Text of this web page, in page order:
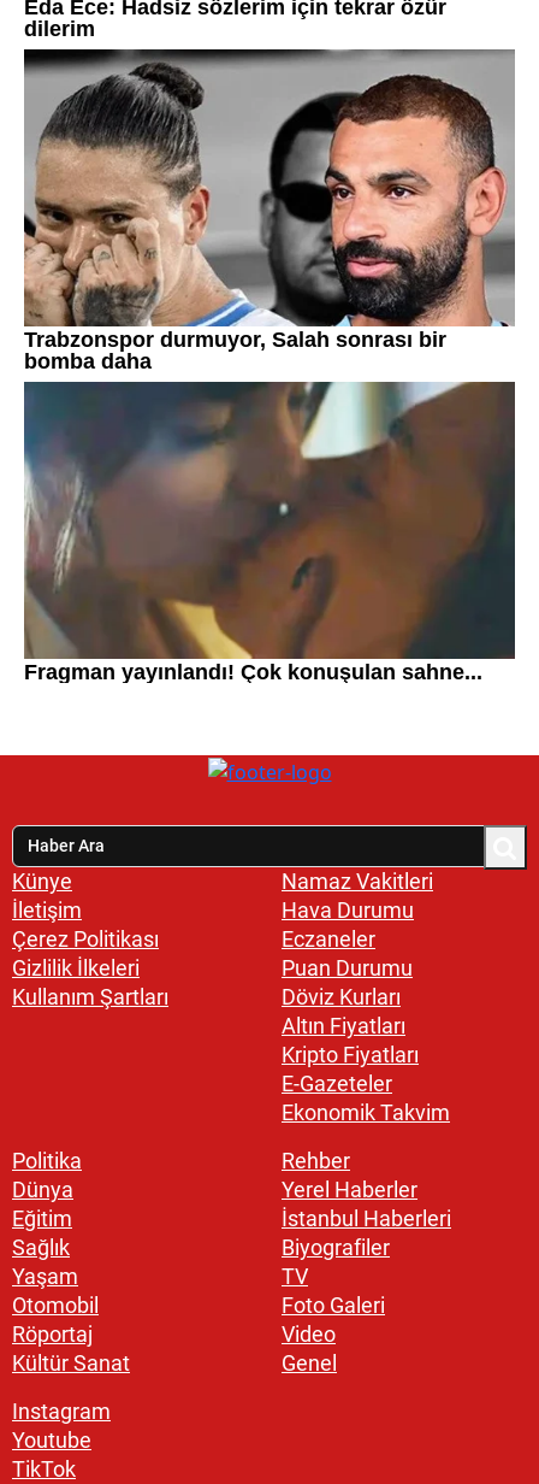
Künye
İletişim
Çerez Politikası
Gizlilik İlkeleri
Kullanım Şartları
Namaz Vakitleri
Hava Durumu
Eczaneler
Puan Durumu
Döviz Kurları
Altın Fiyatları
Kripto Fiyatları
E-Gazeteler
Ekonomik Takvim
Politika
Dünya
Eğitim
Sağlık
Yaşam
Otomobil
Röportaj
Kültür Sanat
Rehber
Yerel Haberler
İstanbul Haberleri
Biyografiler
TV
Foto Galeri
Video
Genel
Instagram
Youtube
TikTok